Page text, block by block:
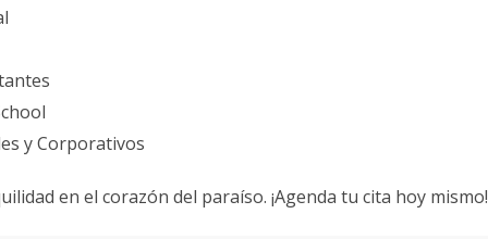
y Corporativos
en el corazón del paraíso. ¡Agenda tu cita hoy mismo!